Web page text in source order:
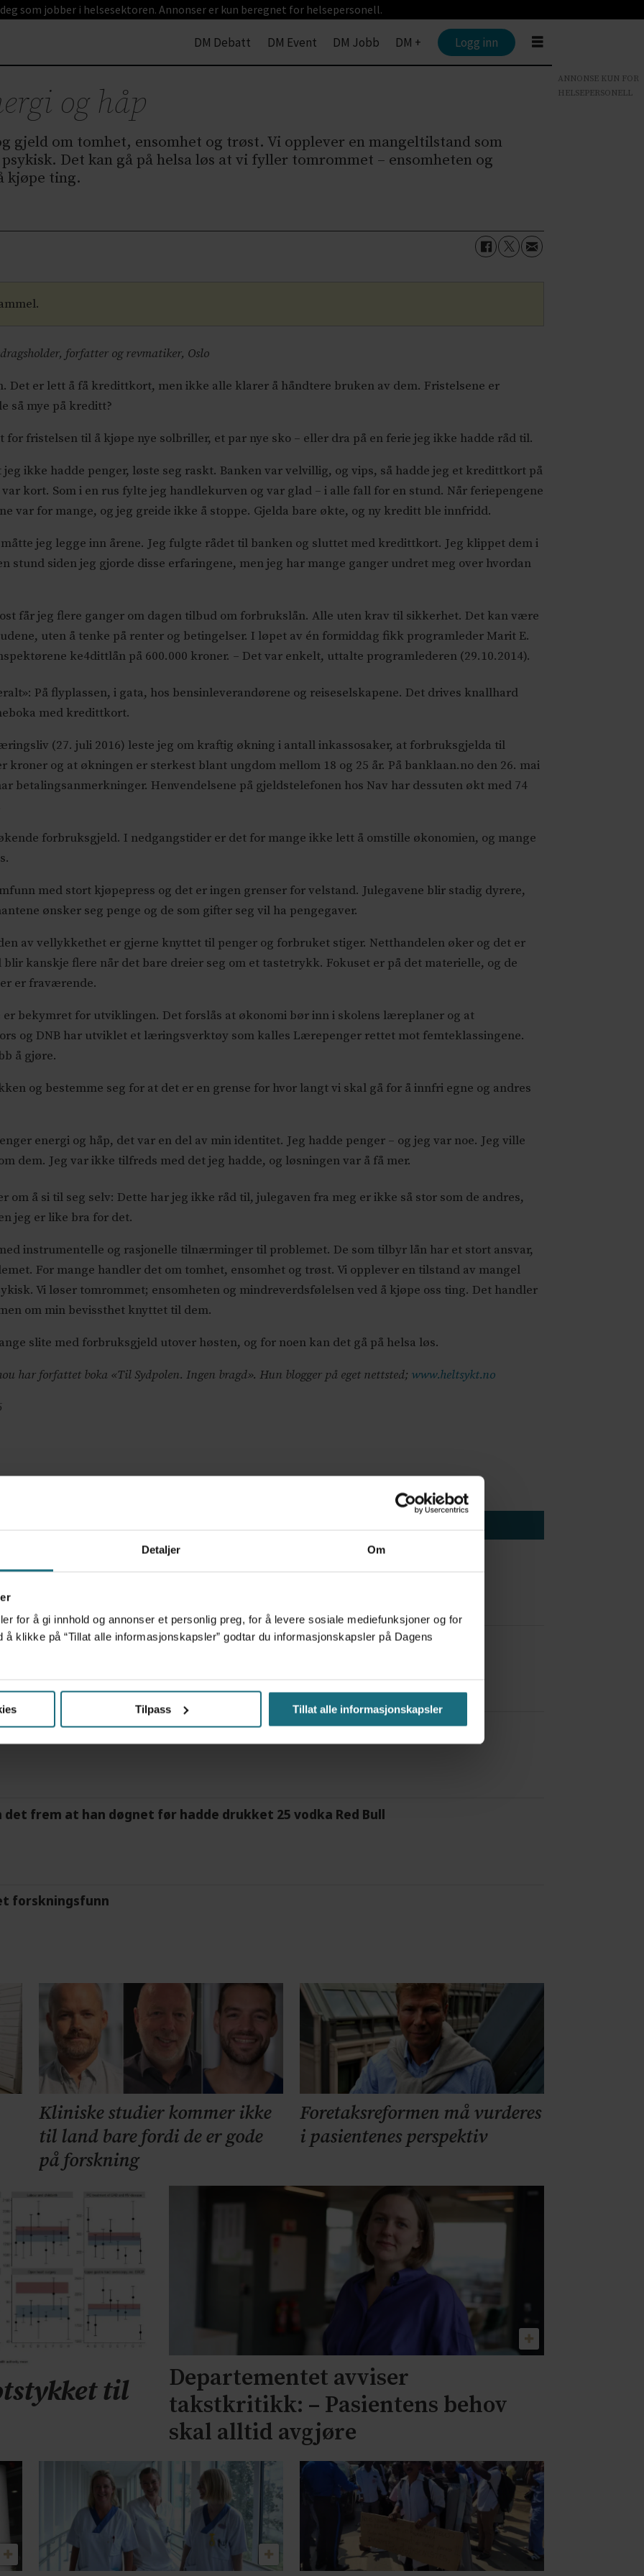
Detaljer Om
for å gi innhold og annonser et personlig preg, for å levere sosiale mediefunksjoner og for
å klikke på “Tillat alle informasjonskapsler” godtar du informasjonskapsler på Dagens
Tilpass Tillat alle informasjonskapsler
som jobber i helsesektoren. Annonser er kun beregnet for helsepersonell.
DM Debatt DM Event DM Jobb DM + Logg inn
og håp
gjeld om tomhet, ensomhet og trøst. Vi opplever en mangeltilstand som
Det kan gå på helsa løs at vi fyller tomrommet – ensomheten og
kjøpe ting.
forfatter og revmatiker, Oslo
Det er lett å få kredittkort, men ikke alle klarer å håndtere bruken av dem. Fristelsene er
så mye på kreditt?
fristelsen til å kjøpe nye solbriller, et par nye sko – eller dra på en ferie jeg ikke hadde råd til.
jeg ikke hadde penger, løste seg raskt. Banken var velvillig, og vips, så hadde jeg et kredittkort på
kort. Som i en rus fylte jeg handlekurven og var glad – i alle fall for en stund. Når feriepengene
var for mange, og jeg greide ikke å stoppe. Gjelda bare økte, og ny kreditt ble innfridd.
jeg legge inn årene. Jeg fulgte rådet til banken og sluttet med kredittkort. Jeg klippet dem i
stund siden jeg gjorde disse erfaringene, men jeg har mange ganger undret meg over hvordan
får jeg flere ganger om dagen tilbud om forbrukslån. Alle uten krav til sikkerhet. Det kan være
uten å tenke på renter og betingelser. I løpet av én formiddag fikk programleder Marit E.
ke4dittlån på 600.000 kroner. – Det var enkelt, uttalte programlederen (29.10.2014).
På flyplassen, i gata, hos bensinleverandørene og reiseselskapene. Det drives knallhard
med kredittkort.
(27. juli 2016) leste jeg om kraftig økning i antall inkassosaker, at forbruksgjelda til
og at økningen er sterkest blant ungdom mellom 18 og 25 år. På banklaan.no den 26. mai
betalingsanmerkninger. Henvendelsene på gjeldstelefonen hos Nav har dessuten økt med 74
forbruksgjeld. I nedgangstider er det for mange ikke lett å omstille økonomien, og mange
med stort kjøpepress og det er ingen grenser for velstand. Julegavene blir stadig dyrere,
ønsker seg penge og de som gifter seg vil ha pengegaver.
av vellykkethet er gjerne knyttet til penger og forbruket stiger. Netthandelen øker og det er
kanskje flere når det bare dreier seg om et tastetrykk. Fokuset er på det materielle, og de
er fraværende.
er bekymret for utviklingen. Det forslås at økonomi bør inn i skolens læreplaner og at
og DNB har utviklet et læringsverktøy som kalles Lærepenger rettet mot femteklassingene.
å gjøre.
og bestemme seg for at det er en grense for hvor langt vi skal gå for å innfri egne og andres
energi og håp, det var en del av min identitet. Jeg hadde penger – og jeg var noe. Jeg ville
dem. Jeg var ikke tilfreds med det jeg hadde, og løsningen var å få mer.
å si til seg selv: Dette har jeg ikke råd til, julegaven fra meg er ikke så stor som de andres,
jeg er like bra for det.
instrumentelle og rasjonelle tilnærminger til problemet. De som tilbyr lån har et stort ansvar,
For mange handler det om tomhet, ensomhet og trøst. Vi opplever en tilstand av mangel
Vi løser tomrommet; ensomheten og mindreverdsfølelsen ved å kjøpe oss ting. Det handler
om min bevissthet knyttet til dem.
slite med forbruksgjeld utover høsten, og for noen kan det gå på helsa løs.
har forfattet boka «Til Sydpolen. Ingen bragd». Hun blogger på eget nettsted; www.heltsykt.no
for psykisk helsehjelp
tid for helsepersonell: – Det er helt magisk å være forvakt nå
måneder – i en 16-fots motorbåt
det frem at han døgnet før hadde drukket 25 vodka Red Bull
forskningsfunn
Kliniske studier kommer ikke
til land bare fordi de er gode
på forskning
Foretaksreformen må vurderes
i pasientenes perspektiv
til
Departementet avviser
takstkritikk: – Pasientens behov
skal alltid avgjøre
ANNONSE KUN FOR
HELSEPERSONELL